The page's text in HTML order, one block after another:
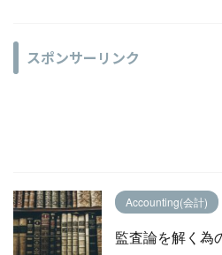
スポンサーリンク
Accounting(会計)
監査論を解く為